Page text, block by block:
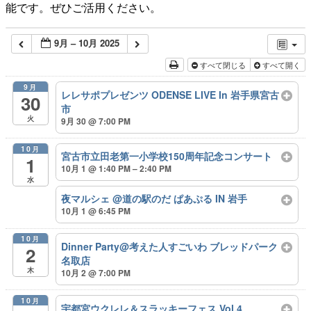
能です。ぜひご活用ください。
9月 – 10月 2025
すべて閉じる すべて開く
9月
30
火
レレサポプレゼンツ ODENSE LIVE In 岩手県宮古
市
9月 30 @ 7:00 PM
10月
1
水
宮古市立田老第一小学校150周年記念コンサート
10月 1 @ 1:40 PM – 2:40 PM
夜マルシェ @道の駅のだ ぱあぷる IN 岩手
10月 1 @ 6:45 PM
10月
2
木
Dinner Party@考えた人すごいわ ブレッドパーク
名取店
10月 2 @ 7:00 PM
10月
宇都宮ウクレレ＆スラッキーフェス Vol.4